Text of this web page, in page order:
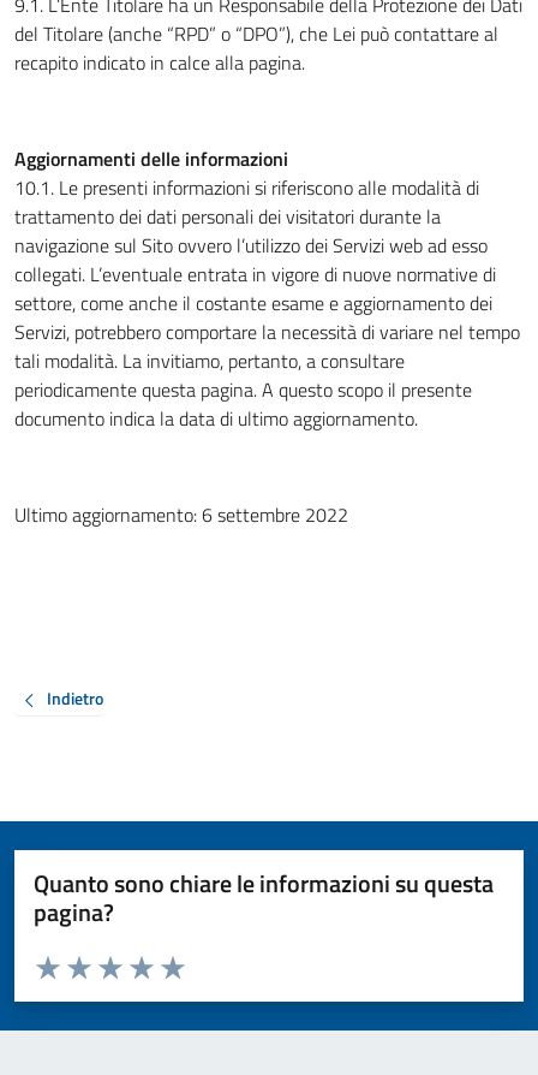
del Titolare (anche “RPD” o “DPO”), che Lei può contattare al
recapito indicato in calce alla pagina.
Aggiornamenti delle informazioni
10.1. Le presenti informazioni si riferiscono alle modalità di
trattamento dei dati personali dei visitatori durante la
navigazione sul Sito ovvero l’utilizzo dei Servizi web ad esso
collegati. L’eventuale entrata in vigore di nuove normative di
settore, come anche il costante esame e aggiornamento dei
Servizi, potrebbero comportare la necessità di variare nel tempo
tali modalità. La invitiamo, pertanto, a consultare
periodicamente questa pagina. A questo scopo il presente
documento indica la data di ultimo aggiornamento.
Ultimo aggiornamento: 6 settembre 2022
Indietro
Quanto sono chiare le informazioni su questa
pagina?
Valuta da 1 a 5 stelle la pagina
Valuta 5 stelle su 5
Valuta 4 stelle su 5
Valuta 3 stelle su 5
Valuta 2 stelle su 5
Valuta 1 stelle su 5